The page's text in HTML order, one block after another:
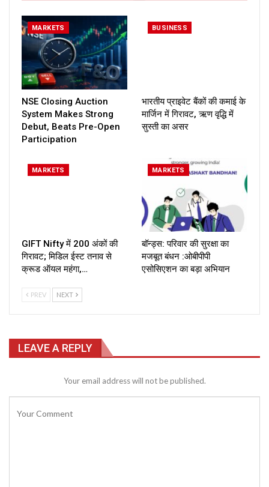
MARKETS
NSE Closing Auction
System Makes Strong
Debut, Beats Pre-Open
Participation
BUSINESS
भारतीय प्राइवेट बैंकों की कमाई के
मार्जिन में गिरावट, ऋण वृद्धि में
सुस्ती का असर
MARKETS
GIFT Nifty में 200 अंकों की
गिरावट; मिडिल ईस्ट तनाव से
क्रूड ऑयल महंगा,…
MARKETS
बॉन्ड्स: परिवार की सुरक्षा का
मजबूत बंधन :ओबीपीपी
एसोसिएशन का बड़ा अभियान
PREV NEXT
LEAVE A REPLY
Your email address will not be published.